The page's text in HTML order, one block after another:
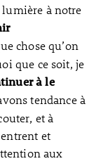
lumière à notre
chose qu’on
que ce soit, je
à le
tendance à
et à
et
aux